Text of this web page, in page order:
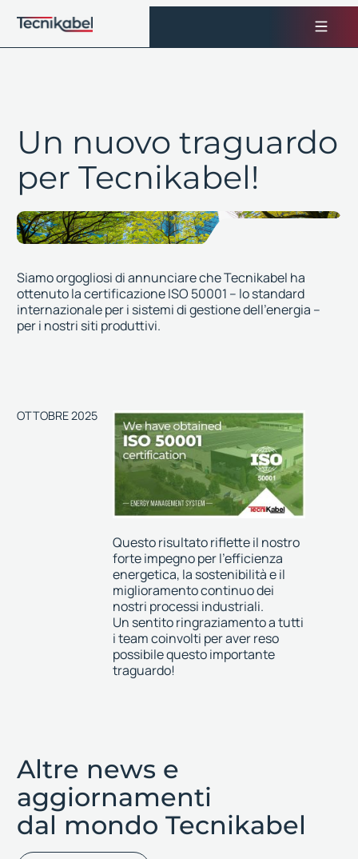
Un nuovo traguardo
per Tecnikabel!
Siamo orgogliosi di annunciare che Tecnikabel ha
ottenuto la certificazione ISO 50001 – lo standard
internazionale per i sistemi di gestione dell’energia –
per i nostri siti produttivi.
OTTOBRE 2025
Questo risultato riflette il nostro
forte impegno per l’efficienza
energetica, la sostenibilità e il
miglioramento continuo dei
nostri processi industriali.
Un sentito ringraziamento a tutti
i team coinvolti per aver reso
possibile questo importante
traguardo!
Altre news e
aggiornamenti
dal mondo Tecnikabel